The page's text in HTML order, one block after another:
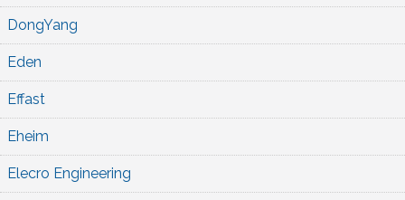
DongYang
Eden
Effast
Eheim
Elecro Engineering